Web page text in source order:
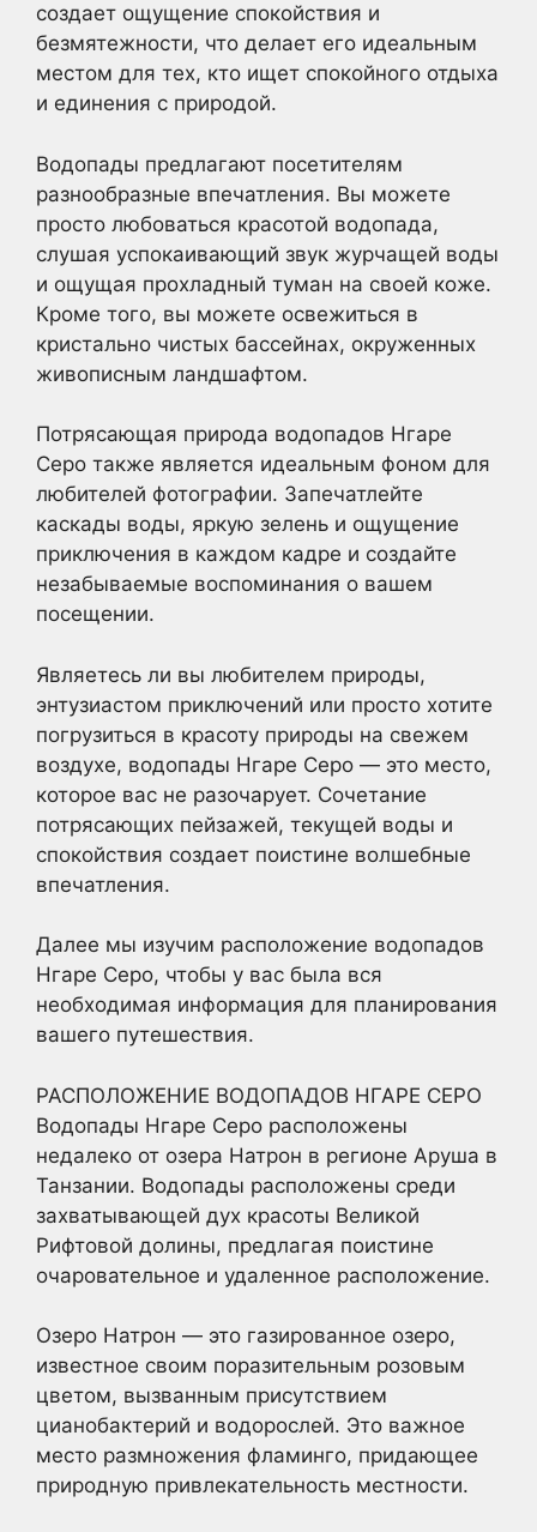
создает ощущение спокойствия и
безмятежности, что делает его идеальным
местом для тех, кто ищет спокойного отдыха
и единения с природой.
Водопады предлагают посетителям
разнообразные впечатления. Вы можете
просто любоваться красотой водопада,
слушая успокаивающий звук журчащей воды
и ощущая прохладный туман на своей коже.
Кроме того, вы можете освежиться в
кристально чистых бассейнах, окруженных
живописным ландшафтом.
Потрясающая природа водопадов Нгаре
Серо также является идеальным фоном для
любителей фотографии. Запечатлейте
каскады воды, яркую зелень и ощущение
приключения в каждом кадре и создайте
незабываемые воспоминания о вашем
посещении.
Являетесь ли вы любителем природы,
энтузиастом приключений или просто хотите
погрузиться в красоту природы на свежем
воздухе, водопады Нгаре Серо — это место,
которое вас не разочарует. Сочетание
потрясающих пейзажей, текущей воды и
спокойствия создает поистине волшебные
впечатления.
Далее мы изучим расположение водопадов
Нгаре Серо, чтобы у вас была вся
необходимая информация для планирования
вашего путешествия.
РАСПОЛОЖЕНИЕ ВОДОПАДОВ НГАРЕ СЕРО
Водопады Нгаре Серо расположены
недалеко от озера Натрон в регионе Аруша в
Танзании. Водопады расположены среди
захватывающей дух красоты Великой
Рифтовой долины, предлагая поистине
очаровательное и удаленное расположение.
Озеро Натрон — это газированное озеро,
известное своим поразительным розовым
цветом, вызванным присутствием
цианобактерий и водорослей. Это важное
место размножения фламинго, придающее
природную привлекательность местности.